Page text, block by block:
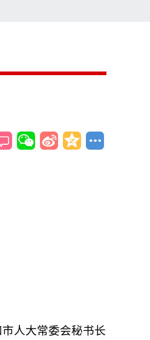
人大常委会秘书长